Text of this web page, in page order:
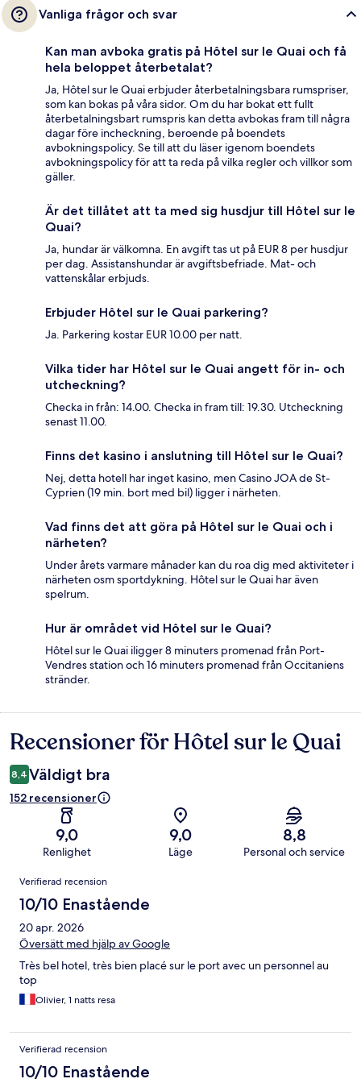
Vanliga frågor och svar
Kan man avboka gratis på Hôtel sur le Quai och få
hela beloppet återbetalat?
Ja, Hôtel sur le Quai erbjuder återbetalningsbara rumspriser,
som kan bokas på våra sidor. Om du har bokat ett fullt
återbetalningsbart rumspris kan detta avbokas fram till några
dagar före incheckning, beroende på boendets
avbokningspolicy. Se till att du läser igenom boendets
avbokningspolicy för att ta reda på vilka regler och villkor som
gäller.
Är det tillåtet att ta med sig husdjur till Hôtel sur le
Quai?
Ja, hundar är välkomna. En avgift tas ut på EUR 8 per husdjur
per dag. Assistanshundar är avgiftsbefriade. Mat- och
vattenskålar erbjuds.
Erbjuder Hôtel sur le Quai parkering?
Ja. Parkering kostar EUR 10.00 per natt.
Vilka tider har Hôtel sur le Quai angett för in- och
utcheckning?
Checka in från: 14.00. Checka in fram till: 19.30. Utcheckning
senast 11.00.
Finns det kasino i anslutning till Hôtel sur le Quai?
Nej, detta hotell har inget kasino, men Casino JOA de St-
Cyprien (19 min. bort med bil) ligger i närheten.
Vad finns det att göra på Hôtel sur le Quai och i
närheten?
Under årets varmare månader kan du roa dig med aktiviteter i
närheten osm sportdykning. Hôtel sur le Quai har även
spelrum.
Hur är området vid Hôtel sur le Quai?
Hôtel sur le Quai iligger 8 minuters promenad från Port-
Vendres station och 16 minuters promenad från Occitaniens
stränder.
Recensioner
Recensioner för Hôtel sur le Quai
8,4 Väldigt bra
152 recensioner
9,0
Renlighet
9,0
Läge
8,8
Personal och service
Recensioner
Verifierad recension
10/10 Enastående
20 apr. 2026
Översätt med hjälp av Google
Très bel hotel, très bien placé sur le port avec un personnel au
top
Olivier, 1 natts resa
Verifierad recension
10/10 Enastående